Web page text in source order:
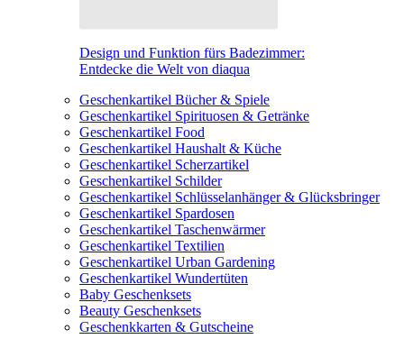
Design und Funktion fürs Badezimmer:
Entdecke die Welt von diaqua
Geschenkartikel Bücher & Spiele
Geschenkartikel Spirituosen & Getränke
Geschenkartikel Food
Geschenkartikel Haushalt & Küche
Geschenkartikel Scherzartikel
Geschenkartikel Schilder
Geschenkartikel Schlüsselanhänger & Glücksbringer
Geschenkartikel Spardosen
Geschenkartikel Taschenwärmer
Geschenkartikel Textilien
Geschenkartikel Urban Gardening
Geschenkartikel Wundertüten
Baby Geschenksets
Beauty Geschenksets
Geschenkkarten & Gutscheine